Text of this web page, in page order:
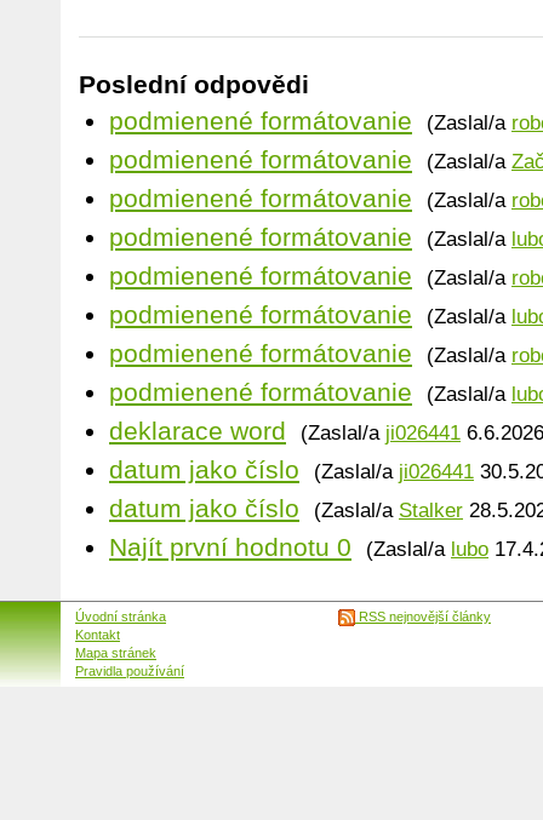
Poslední odpovědi
podmienené formátovanie
(Zaslal/a
podmienené formátovanie (Zaslal/a
podmienené formátovanie (Zaslal/a
podmienené formátovanie (Zaslal/a
podmienené formátovanie (Zaslal/a
podmienené formátovanie (Zaslal/a
podmienené formátovanie (Zaslal/a
podmienené formátovanie (Zaslal/a
deklarace word (Zaslal/a ji026441
datum jako číslo (Zaslal/a ji026441
datum jako číslo (Zaslal/a Stalker
Najít první hodnotu 0 (Zaslal/a lubo
Úvodní stránka
Kontakt
Mapa stránek
Pravidla používání
RSS nejnovější články